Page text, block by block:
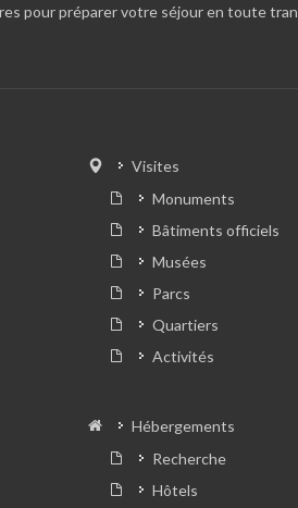
pour préparer votre séjour en toute
Visites
Monuments
Bâtiments officiels
Musées
Parcs
Quartiers
Activités
Hébergements
Recherche
Hôtels